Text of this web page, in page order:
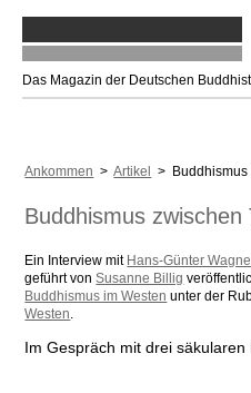
Das Magazin der Deutschen
Ankommen >Artikel > Buddhismus
Buddhismus
Ein Interview mit Hans-Günter
geführt vonSusanne Billig
Buddhismus im Westen unter der
Westen.
Im Gespräch mit drei säkularen